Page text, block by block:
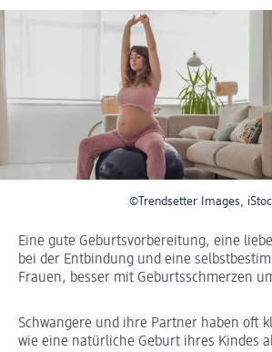
©Trendsetter Images,
Eine gute Geburtsvorbereitung, eine
bei der Entbindung und eine
Frauen, besser mit Geburtsschmerzen
Schwangere und ihre Partner haben oft
wie eine natürliche Geburt ihres Kindes